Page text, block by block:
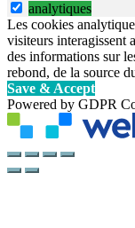
analytiques
Les cookies
visiteurs interagissent
des informations sur
rebond, de la source
Save & Accept
Powered by GDPR